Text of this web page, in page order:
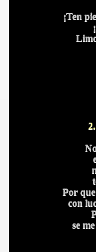
¡Ten
Por
con
se